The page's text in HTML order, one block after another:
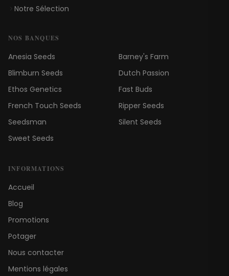
Notre Sélection
NOS BANQUES
Anesia Seeds
Barney's Farm
Blimburn Seeds
Dutch Passion
Ethos Genetics
Fast Buds
French Touch Seeds
Ripper Seeds
Seedsman
Silent Seeds
Sweet Seeds
INFORMATIONS
Accueil
Blog
Promotions
Potager
Nous contacter
Mentions légales